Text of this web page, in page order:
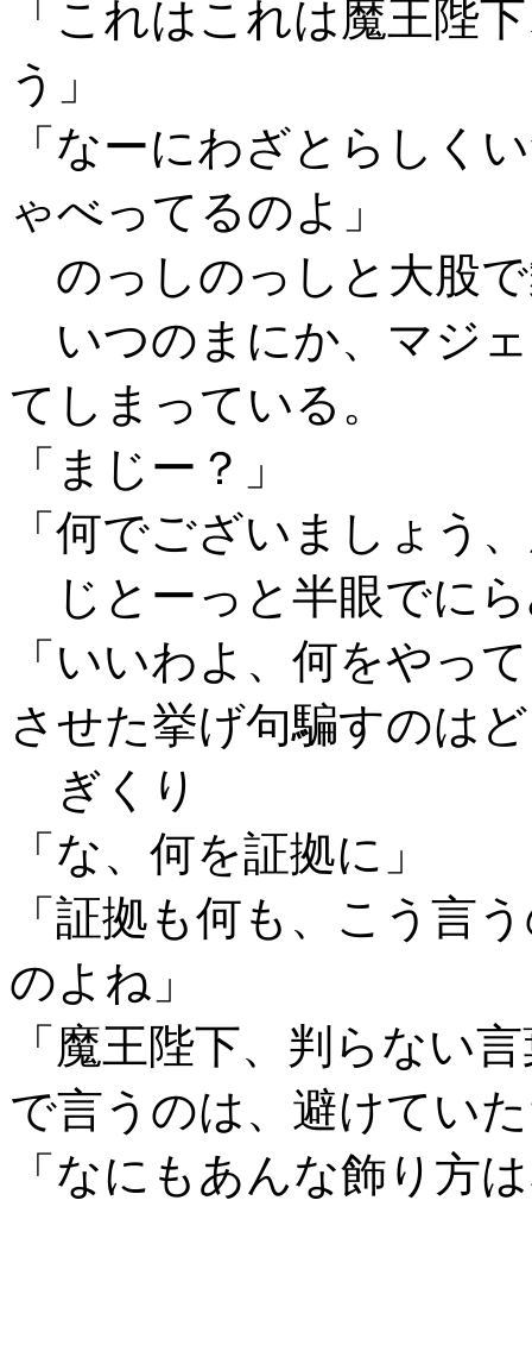
「これはこれは魔王陛
う」
「なーにわざとらしく
ゃべってるのよ」
のっしのっしと大股
いつのまにか、マジ
てしまっている。
「まじー？」
「何でございましょう
じとーっと半眼でに
「いいわよ、何をやっ
させた挙げ句騙すのは
ぎくり
「な、何を証拠に」
「証拠も何も、こう言
のよね」
「魔王陛下、判らない
で言うのは、避けてい
「なにもあんな飾り